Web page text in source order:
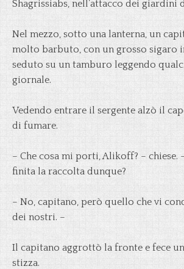
Shagrissiabs, nell’attacco dei giardini
Nel mezzo, sotto una lanterna, un
molto barbuto, con un grosso sigaro
seduto su un tamburo leggendo
giornale.
Vedendo entrare il sergente alzò il
di fumare.
– Che cosa mi porti, Alikoff? – chiese.
finita la raccolta dunque?
– No, capitano, però quello che vi
dei nostri. –
Il capitano aggrottò la fronte e fece
stizza.